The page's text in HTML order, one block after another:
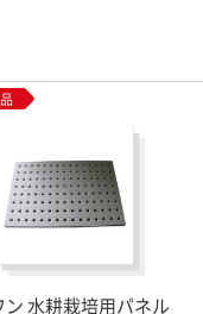
ン 水耕栽培用パネル